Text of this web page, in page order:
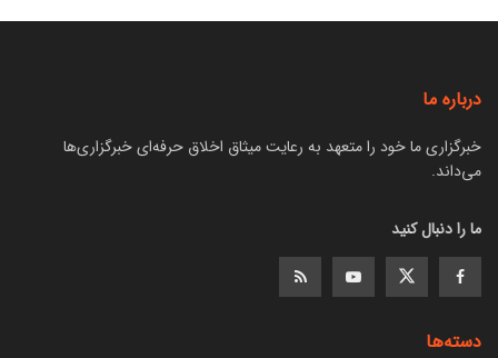
درباره ما
خبرگزاری ما خود را متعهد به رعایت میثاق اخلاق حرفه‌ای خبرگزاری‌ها
می‌داند.
ما را دنبال کنید
دسته‌ها